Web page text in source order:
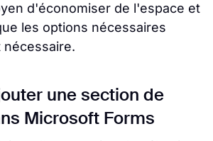
d'économiser de l'espace et
les options nécessaires
nécessaire.
une section de
Microsoft Forms